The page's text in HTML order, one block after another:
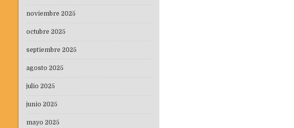
noviembre 2025
octubre 2025
septiembre 2025
agosto 2025
julio 2025
junio 2025
mayo 2025